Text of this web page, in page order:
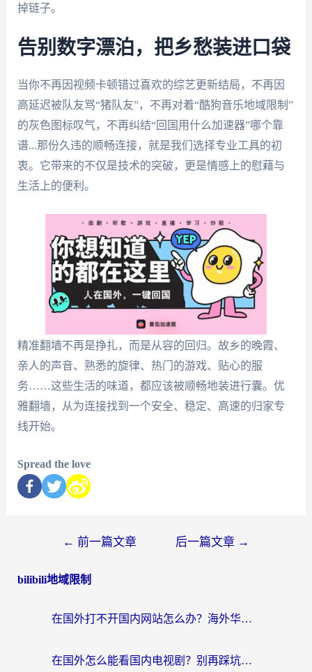
掉链子。
告别数字漂泊，把乡愁装进口袋
当你不再因视频卡顿错过喜欢的综艺更新结局，不再因
高延迟被队友骂“猪队友”，不再对着“酷狗音乐地域限制”
的灰色图标叹气，不再纠结“回国用什么加速器”哪个靠
谱...那份久违的顺畅连接，就是我们选择专业工具的初
衷。它带来的不仅是技术的突破，更是情感上的慰藉与
生活上的便利。
精准翻墙不再是挣扎，而是从容的回归。故乡的晚霞、
亲人的声音、熟悉的旋律、热门的游戏、贴心的服
务……这些生活的味道，都应该被顺畅地装进行囊。优
雅翻墙，从为连接找到一个安全、稳定、高速的归家专
线开始。
Spread the love
← 前一篇文章 后一篇文章 →
bilibili地域限制
在国外打不开国内网站怎么办？海外华人亲测的回国加速器选择指南
在国外怎么能看国内电视剧？别再踩坑！这篇给你真实解决方案